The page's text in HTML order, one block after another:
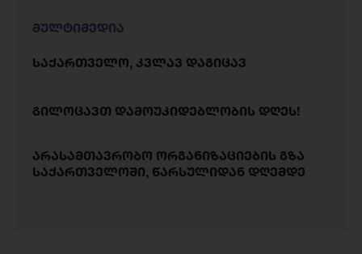
მულტიმედია
საქართველო, კვლავ დაგიცავ
გილოცავთ დამოუკიდებლობის დღეს!
არასამთავრობო ორგანიზაციების გზა
საქართველოში, წარსულიდან დღემდე